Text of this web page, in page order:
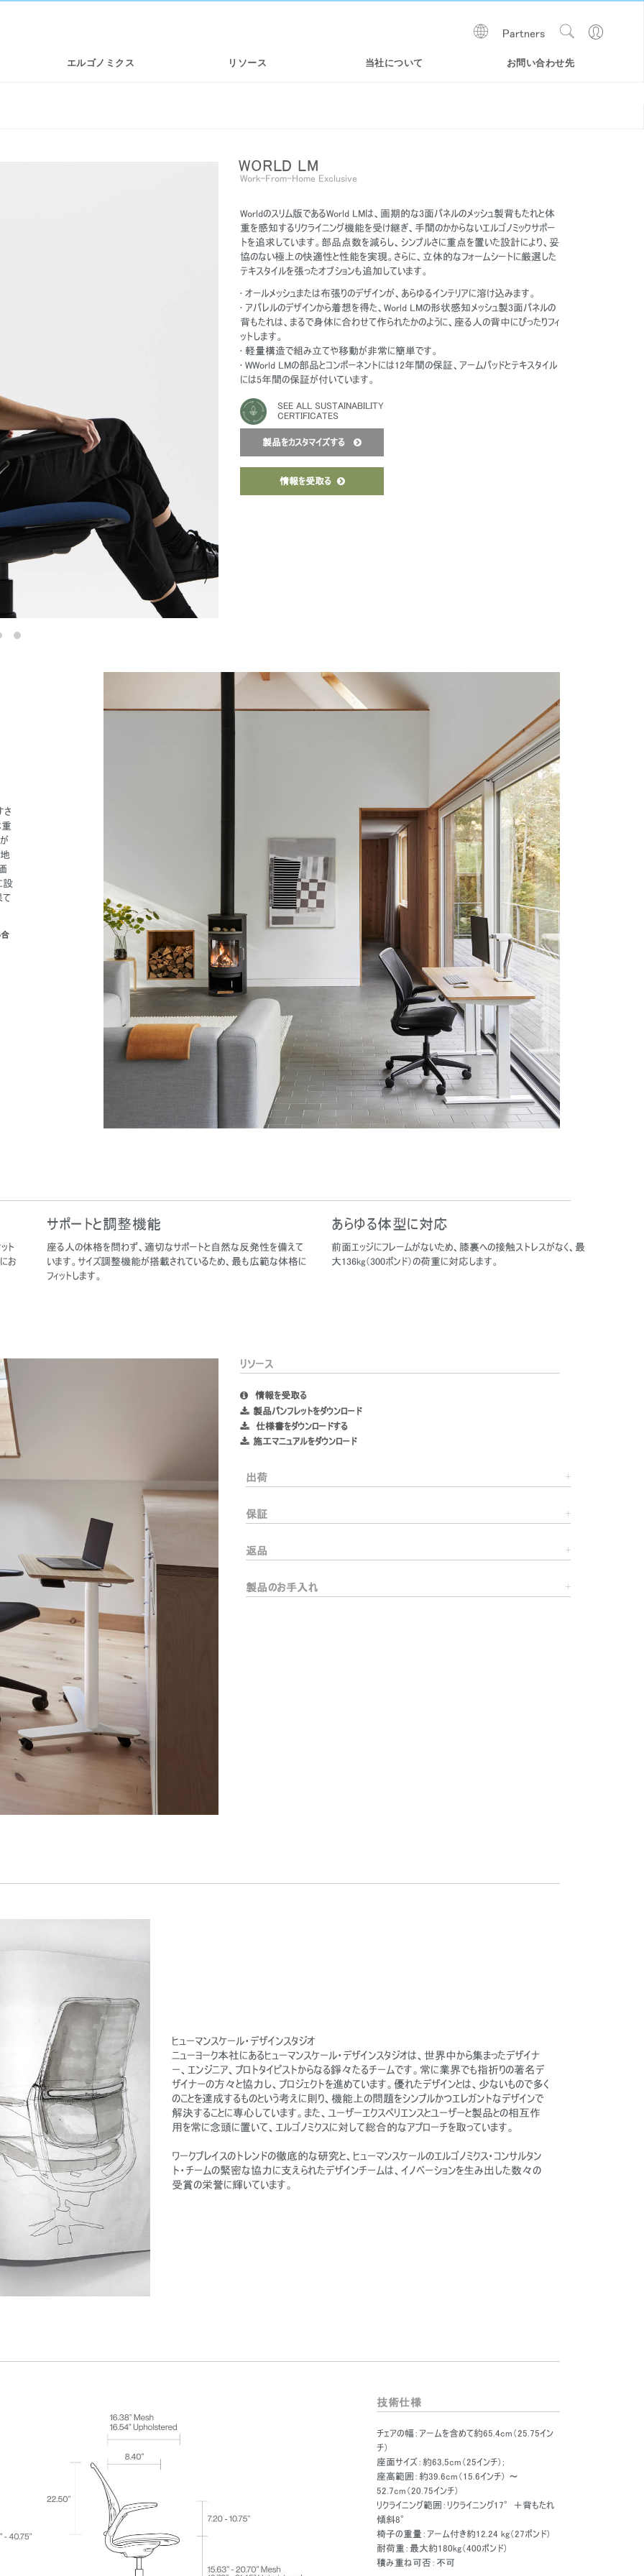
エルゴノミクス リソース 当社について お問い合わせ先
Go
Site
Partners
Show
を忘れた
アカウント作成
Box
DIFFRIENT WORLD | メッシュワー
クチェア
WORLD LM TASK チェア
LIBERTY OCEAN | 海洋プラスチ
WORLD LM
Work-From-Home Exclusive
Worldのスリム版であるWorld LMは、画期的な3面パネルのメッシュ製背もたれと体
重を感知するリクライニング機能を受け継ぎ、手間のかからないエルゴノミックサポー
トを追求しています。部品点数を減らし、シンプルさに重点を置いた設計により、妥
協のない極上の快適性と性能を実現。さらに、立体的なフォームシートに厳選した
テキスタイルを張ったオプションも追加しています。
• オールメッシュまたは布張りのデザインが、あらゆるインテリアに溶け込みます。
• アパレルのデザインから着想を得た、World LMの形状感知メッシュ製3面パネルの
背もたれは、まるで身体に合わせて作られたかのように、座る人の背中にぴったりフィ
ットします。
• 軽量構造で組み立てや移動が非常に簡単です。
• WWorld LMの部品とコンポーネントには12年間の保証、アームパッドとテキスタイル
には5年間の保証が付いています。
SEE ALL SUSTAINABILITY
CERTIFICATES
製品をカスタマイズする
情報を受取る
さ
重
地
設
て
合
ト
お
サポートと調整機能
座る人の体格を問わず、適切なサポートと自然な反発性を備えて
います。サイズ調整機能が搭載されているため、最も広範な体格に
フィットします。
あらゆる体型に対応
前面エッジにフレームがないため、膝裏への接触ストレスがなく、最
大136kg（300ポンド）の荷重に対応します。
リソース
情報を受取る
製品パンフレットをダウンロード
仕様書をダウンロードする
施工マニュアルをダウンロード
出荷
保証
返品
製品のお手入れ
ヒューマンスケール・デザインスタジオ
ニューヨーク本社にあるヒューマンスケール・デザインスタジオは、世界中から集まったデザイナ
ー、エンジニア、プロトタイピストからなる錚々たるチームです。常に業界でも指折りの著名デ
ザイナーの方々と協力し、プロジェクトを進めています。優れたデザインとは、少ないもので多く
のことを達成するものという考えに則り、機能上の問題をシンプルかつエレガントなデザインで
解決することに専心しています。また、ユーザーエクスペリエンスとユーザーと製品との相互作
用を常に念頭に置いて、エルゴノミクスに対して総合的なアプローチを取っています。
ワークプレイスのトレンドの徹底的な研究と、ヒューマンスケールのエルゴノミクス・コンサルタン
ト・チームの緊密な協力に支えられたデザインチームは、イノベーションを生み出した数々の
受賞の栄誉に輝いています。
技術仕様
チェアの幅：アームを含めて約65.4cm（25.75イン
チ）
座面サイズ：約63,5cm（25インチ）;
座高範囲：約39.6cm（15.6インチ） ～
52.7cm（20.75インチ）
リクライニング範囲：リクライニング17°＋背もたれ
傾斜8°
椅子の重量：アーム付き約12.24 kg（27ポンド）
耐荷重：最大約180kg（400ポンド）
積み重ね可否：不可